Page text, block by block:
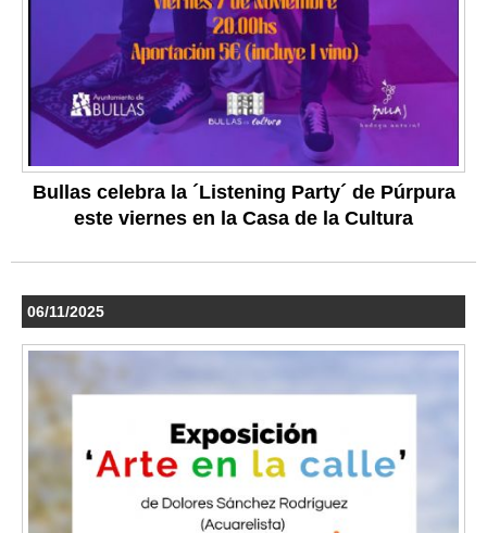
Bullas celebra la ´Listening Party´ de Púrpura
este viernes en la Casa de la Cultura
06/11/2025